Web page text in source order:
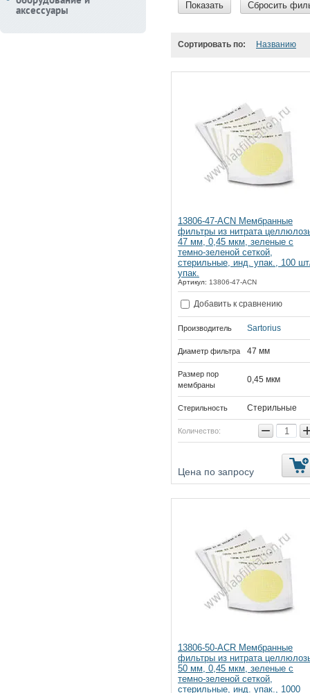
Показать Сбросить
Сортировать по: Названию
13806-47-ACN Мембранные
фильтры из нитрата
47 мм, 0,45 мкм, зеленые с
темно-зеленой сеткой,
стерильные, инд. упак., 100
упак.
Артикул: 13806-47-ACN
Добавить к сравнению
Производитель Sartorius
Диаметр фильтра 47 мм
Размер пор
мембраны
0,45 мкм
Стерильность Стерильные
Количество: −
Цена по запросу
13806-50-ACR Мембранные
фильтры из нитрата
50 мм, 0,45 мкм, зеленые с
темно-зеленой сеткой,
стерильные, инд. упак., 1000
аксессуары